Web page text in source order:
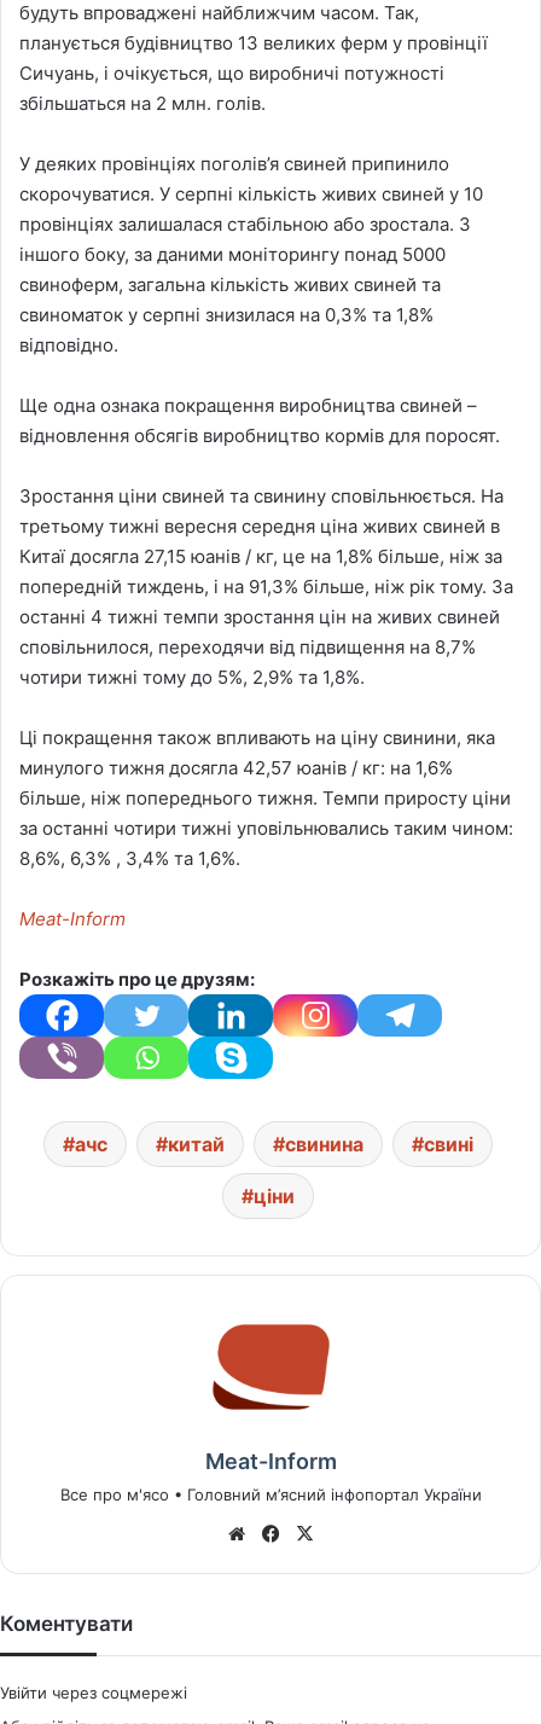
будуть впроваджені найближчим часом. Так,
планується будівництво 13 великих ферм у провінції
Сичуань, і очікується, що виробничі потужності
збільшаться на 2 млн. голів.
У деяких провінціях поголів’я свиней припинило
скорочуватися. У серпні кількість живих свиней у 10
провінціях залишалася стабільною або зростала. З
іншого боку, за даними моніторингу понад 5000
свиноферм, загальна кількість живих свиней та
свиноматок у серпні знизилася на 0,3% та 1,8%
відповідно.
Ще одна ознака покращення виробництва свиней –
відновлення обсягів виробництво кормів для поросят.
Зростання ціни свиней та свинину сповільнюється. На
третьому тижні вересня середня ціна живих свиней в
Китаї досягла 27,15 юанів / кг, це на 1,8% більше, ніж за
попередній тиждень, і на 91,3% більше, ніж рік тому. За
останні 4 тижні темпи зростання цін на живих свиней
сповільнилося, переходячи від підвищення на 8,7%
чотири тижні тому до 5%, 2,9% та 1,8%.
Ці покращення також впливають на ціну свинини, яка
минулого тижня досягла 42,57 юанів / кг: на 1,6%
більше, ніж попереднього тижня. Темпи приросту ціни
за останні чотири тижні уповільнювались таким чином:
8,6%, 6,3% , 3,4% та 1,6%.
Meat-Inform
Розкажіть про це друзям:
ачс китай свинина свині
ціни
Meat-Inform
Все про м'ясо • Головний м’ясний інфопортал України
We
Fa
Коментувати
Увійти через соцмережі